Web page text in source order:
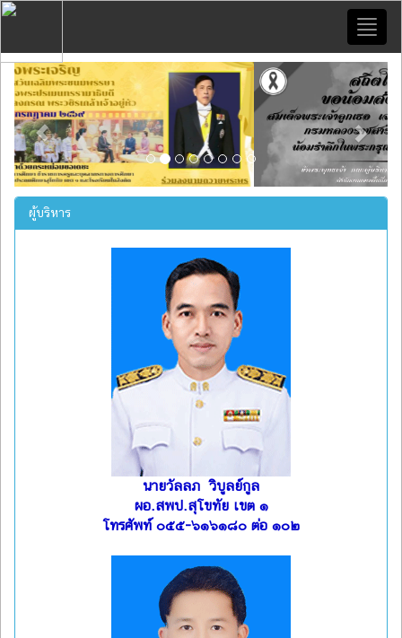
Previous Next
ผู้บริหาร
นายวัลลภ วิบูลย์กูล
ผอ.สพป.สุโขทัย เขต ๑
โทรศัพท์ ๐๕๕-๖๑๖๑๘๐ ต่อ ๑๐๒